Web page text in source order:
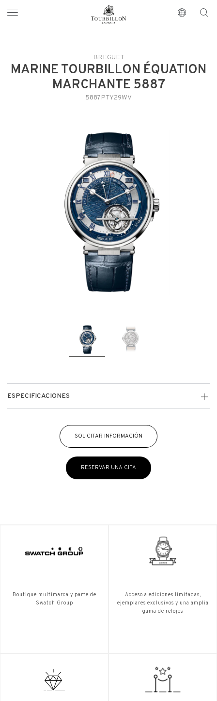
https://www.tourbillon.com/index.php/es
BREGUET
MARINE TOURBILLON ÉQUATION
MARCHANTE 5887
5887PTY29WV
ESPECIFICACIONES
SOLICITAR INFORMACIÓN
RESERVAR UNA CITA
Boutique multimarca y parte de
Swatch Group
Acceso a ediciones limitadas,
ejemplares exclusivos y una amplia
gama de relojes